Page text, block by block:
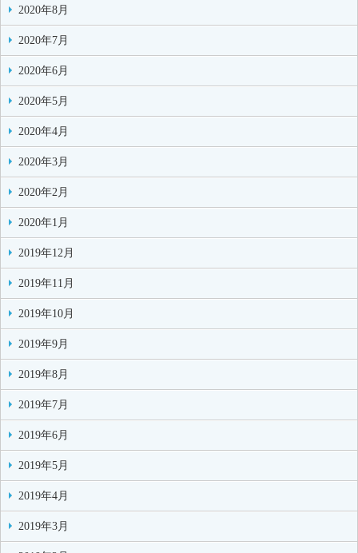
2020年8月
2020年7月
2020年6月
2020年5月
2020年4月
2020年3月
2020年2月
2020年1月
2019年12月
2019年11月
2019年10月
2019年9月
2019年8月
2019年7月
2019年6月
2019年5月
2019年4月
2019年3月